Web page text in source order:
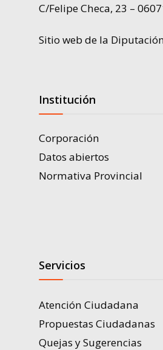
C/Felipe Checa, 23 –
Sitio web de la
Institución
Corporación
Datos abiertos
Normativa Provincial
Servicios
Atención Ciudadana
Propuestas Ciudadanas
Quejas y Sugerencias